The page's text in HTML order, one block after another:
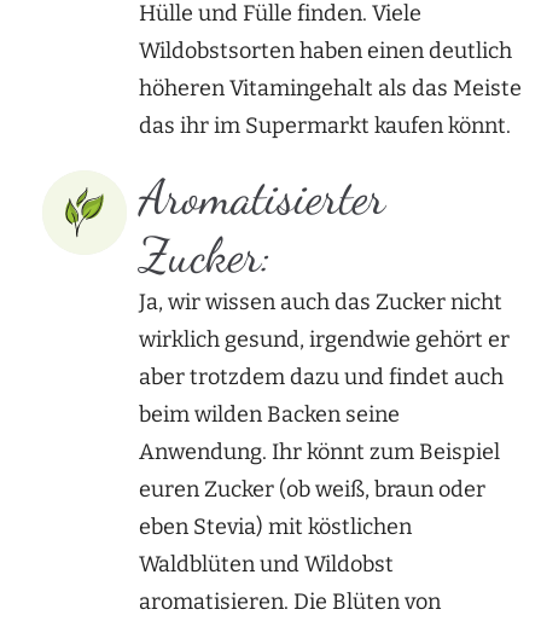
Hülle und Fülle finden. Viele
Wildobstsorten haben einen deutlich
höheren Vitamingehalt als das Meiste
das ihr im Supermarkt kaufen könnt.
Aromatisierter
Zucker:
Ja, wir wissen auch das Zucker nicht
wirklich gesund, irgendwie gehört er
aber trotzdem dazu und findet auch
beim wilden Backen seine
Anwendung. Ihr könnt zum Beispiel
euren Zucker (ob weiß, braun oder
eben Stevia) mit köstlichen
Waldblüten und Wildobst
aromatisieren. Die Blüten von